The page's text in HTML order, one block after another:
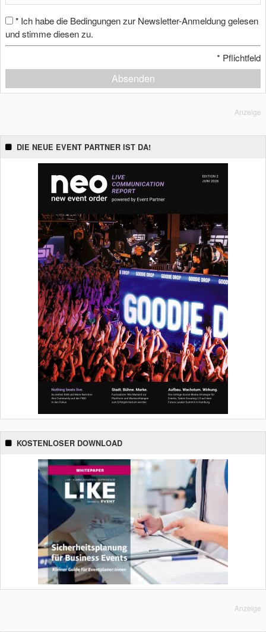
* Ich habe die Bedingungen zur Newsletter-Anmeldung gelesen
und stimme diesen zu.
* Pflichtfeld
Absenden
Anzeige
DIE NEUE EVENT PARTNER IST DA!
KOSTENLOSER DOWNLOAD
Anzeige